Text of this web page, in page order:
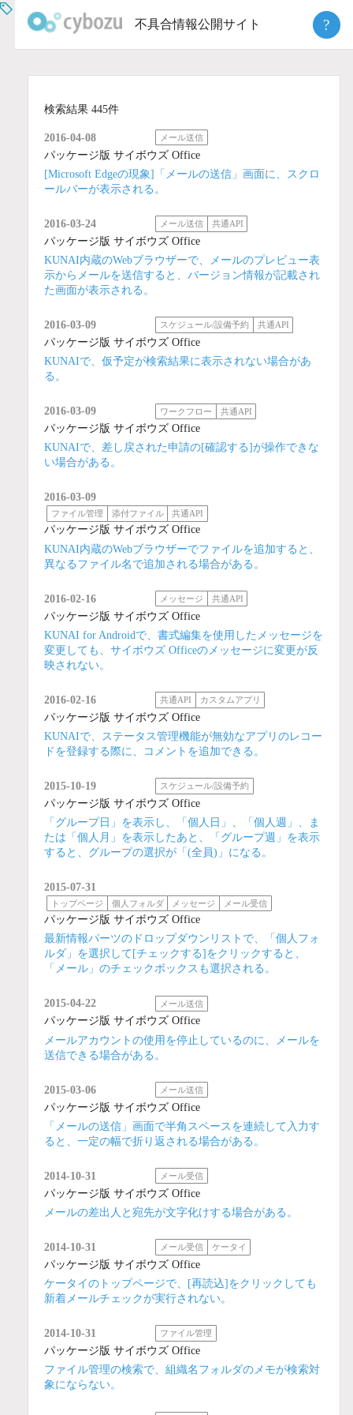
不具合情報公開サイト ?
検索結果 445件
2016-04-08 メール送信
パッケージ版 サイボウズ Office
[Microsoft Edgeの現象]「メールの送信」画面に、スクロ
ールバーが表示される。
2016-03-24 メール送信 共通API
パッケージ版 サイボウズ Office
KUNAI内蔵のWebブラウザーで、メールのプレビュー表
示からメールを送信すると、バージョン情報が記載され
た画面が表示される。
2016-03-09 スケジュール/設備予約 共通API
パッケージ版 サイボウズ Office
KUNAIで、仮予定が検索結果に表示されない場合があ
る。
2016-03-09 ワークフロー 共通API
パッケージ版 サイボウズ Office
KUNAIで、差し戻された申請の[確認する]が操作できな
い場合がある。
2016-03-09
ファイル管理 添付ファイル 共通API
パッケージ版 サイボウズ Office
KUNAI内蔵のWebブラウザーでファイルを追加すると、
異なるファイル名で追加される場合がある。
2016-02-16 メッセージ 共通API
パッケージ版 サイボウズ Office
KUNAI for Androidで、書式編集を使用したメッセージを
変更しても、サイボウズ Officeのメッセージに変更が反
映されない。
2016-02-16 共通API カスタムアプリ
パッケージ版 サイボウズ Office
KUNAIで、ステータス管理機能が無効なアプリのレコー
ドを登録する際に、コメントを追加できる。
2015-10-19 スケジュール/設備予約
パッケージ版 サイボウズ Office
「グループ日」を表示し、「個人日」、「個人週」、ま
たは「個人月」を表示したあと、「グループ週」を表示
すると、グループの選択が「(全員)」になる。
2015-07-31
トップページ 個人フォルダ メッセージ メール受信
パッケージ版 サイボウズ Office
最新情報パーツのドロップダウンリストで、「個人フォ
ルダ」を選択して[チェックする]をクリックすると、
「メール」のチェックボックスも選択される。
2015-04-22 メール送信
パッケージ版 サイボウズ Office
メールアカウントの使用を停止しているのに、メールを
送信できる場合がある。
2015-03-06 メール送信
パッケージ版 サイボウズ Office
「メールの送信」画面で半角スペースを連続して入力す
ると、一定の幅で折り返される場合がある。
2014-10-31 メール受信
パッケージ版 サイボウズ Office
メールの差出人と宛先が文字化けする場合がある。
2014-10-31 メール受信 ケータイ
パッケージ版 サイボウズ Office
ケータイのトップページで、[再読込]をクリックしても
新着メールチェックが実行されない。
2014-10-31 ファイル管理
パッケージ版 サイボウズ Office
ファイル管理の検索で、組織名フォルダのメモが検索対
象にならない。